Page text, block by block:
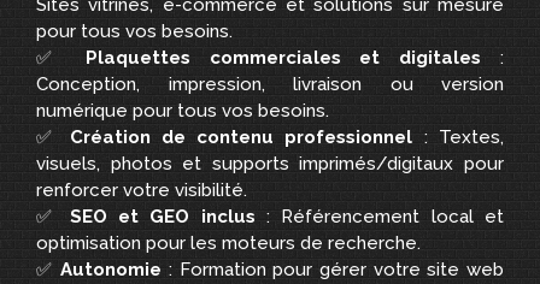
Sites vitrines, e-commerce et solutions sur mesure
pour tous vos besoins.
✅
Plaquettes commerciales et digitales :
Conception, impression, livraison ou version
numérique pour tous vos besoins.
✅ Création de contenu professionnel : Textes,
visuels, photos et supports imprimés/digitaux pour
renforcer votre visibilité.
✅ SEO et GEO inclus : Référencement local et
optimisation pour les moteurs de recherche.
✅Autonomie : Formation pour gérer votre site web